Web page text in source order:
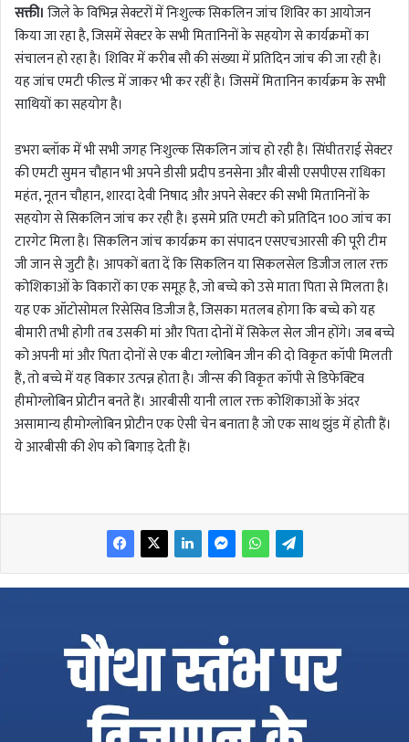
सक्ती। जिले के विभिन्न सेक्टरों में निःशुल्क सिकलिन जांच शिविर का आयोजन
किया जा रहा है, जिसमें सेक्टर के सभी मितानिनों के सहयोग से कार्यक्रमों का
संचालन हो रहा है। शिविर में करीब सौ की संख्या में प्रतिदिन जांच की जा रही है।
यह जांच एमटी फील्ड में जाकर भी कर रहीं है। जिसमें मितानिन कार्यक्रम के सभी
साथियों का सहयोग है।
डभरा ब्लॉक में भी सभी जगह निःशुल्क सिकलिन जांच हो रही है। सिंघीतराई सेक्टर
की एमटी सुमन चौहान भी अपने डीसी प्रदीप डनसेना और बीसी एसपीएस राधिका
महंत, नूतन चौहान, शारदा देवी निषाद और अपने सेक्टर की सभी मितानिनों के
सहयोग से सिकलिन जांच कर रही है। इसमे प्रति एमटी को प्रतिदिन 100 जांच का
टारगेट मिला है। सिकलिन जांच कार्यक्रम का संपादन एसएचआरसी की पूरी टीम
जी जान से जुटी है। आपकों बता दें कि सिकलिन या सिकलसेल डिजीज लाल रक्त
कोशिकाओं के विकारों का एक समूह है, जो बच्चे को उसे माता पिता से मिलता है।
यह एक ऑटोसोमल रिसेसिव डिजीज है, जिसका मतलब होगा कि बच्चे को यह
बीमारी तभी होगी तब उसकी मां और पिता दोनों में सिकेल सेल जीन होंगे। जब बच्चे
को अपनी मां और पिता दोनों से एक बीटा ग्लोबिन जीन की दो विकृत कॉपी मिलती
हैं, तो बच्चे में यह विकार उत्पन्न होता है। जीन्स की विकृत कॉपी से डिफेक्टिव
हीमोग्लोबिन प्रोटीन बनते हैं। आरबीसी यानी लाल रक्त कोशिकाओं के अंदर
असामान्य हीमोग्लोबिन प्रोटीन एक ऐसी चेन बनाता है जो एक साथ झुंड में होती हैं।
ये आरबीसी की शेप को बिगाड़ देती हैं।